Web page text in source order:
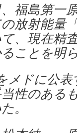
福島第一
放射能量
、現在精
ことを明
メドに公
性のある
。